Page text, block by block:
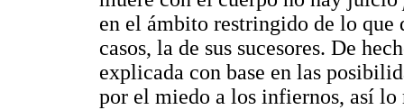
en el ámbito restringido de lo que
casos, la de sus sucesores. De
explicada con base en las
por el miedo a los infiernos, así